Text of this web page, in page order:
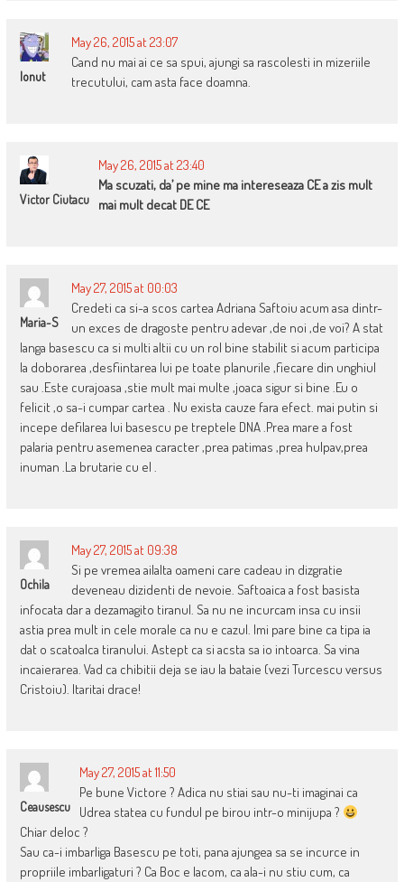
Ionut
May 26, 2015 at 23:07
Cand nu mai ai ce sa spui, ajungi sa rascolesti in mizeriile
trecutului, cam asta face doamna.
Victor Ciutacu
May 26, 2015 at 23:40
Ma scuzati, da’ pe mine ma intereseaza CE a zis mult
mai mult decat DE CE
Maria-S
May 27, 2015 at 00:03
Credeti ca si-a scos cartea Adriana Saftoiu acum asa dintr-
un exces de dragoste pentru adevar ,de noi ,de voi? A stat
langa basescu ca si multi altii cu un rol bine stabilit si acum participa
la doborarea ,desfiintarea lui pe toate planurile ,fiecare din unghiul
sau .Este curajoasa ,stie mult mai multe ,joaca sigur si bine .Eu o
felicit ,o sa-i cumpar cartea . Nu exista cauze fara efect. mai putin si
incepe defilarea lui basescu pe treptele DNA .Prea mare a fost
palaria pentru asemenea caracter ,prea patimas ,prea hulpav,prea
inuman .La brutarie cu el .
Ochila
May 27, 2015 at 09:38
Si pe vremea ailalta oameni care cadeau in dizgratie
deveneau dizidenti de nevoie. Saftoaica a fost basista
infocata dar a dezamagito tiranul. Sa nu ne incurcam insa cu insii
astia prea mult in cele morale ca nu e cazul. Imi pare bine ca tipa ia
dat o scatoalca tiranului. Astept ca si acsta sa io intoarca. Sa vina
incaierarea. Vad ca chibitii deja se iau la bataie (vezi Turcescu versus
Cristoiu). Itaritai drace!
Ceausescu
May 27, 2015 at 11:50
Pe bune Victore ? Adica nu stiai sau nu-ti imaginai ca
Udrea statea cu fundul pe birou intr-o minijupa ?
Chiar deloc ?
Sau ca-i imbarliga Basescu pe toti, pana ajungea sa se incurce in
propriile imbarligaturi ? Ca Boc e lacom, ca ala-i nu stiu cum, ca